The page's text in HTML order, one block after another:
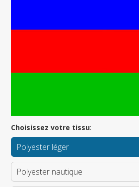
Choisissez votre tissu:
Polyester léger
Polyester nautique